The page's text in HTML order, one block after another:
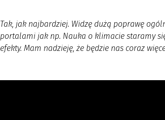
Tak, jak najbardziej. Widzę dużą poprawę
portalami jak np. Nauka o klimacie staramy
efekty. Mam nadzieję, że będzie nas coraz